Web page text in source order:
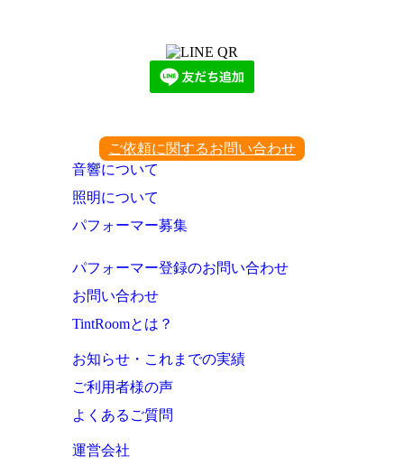
ご依頼に関するお問い合わせ
音響について
照明について
パフォーマー募集
パフォーマー登録のお問い合わせ
お問い合わせ
TintRoomとは？
お知らせ・これまでの実績
ご利用者様の声
よくあるご質問
運営会社